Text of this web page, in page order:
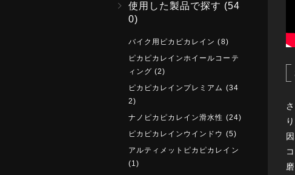
使用した製品で探す (54
0)
バイク用ピカピカレイン (8)
ピカピカレインホイールコーテ
ィング (2)
ピカピカレインプレミアム (34
2)
ナノピカピカレイン滑水性 (24)
ピカピカレインウインドウ (5)
アルティメットピカピカレイン
(1)